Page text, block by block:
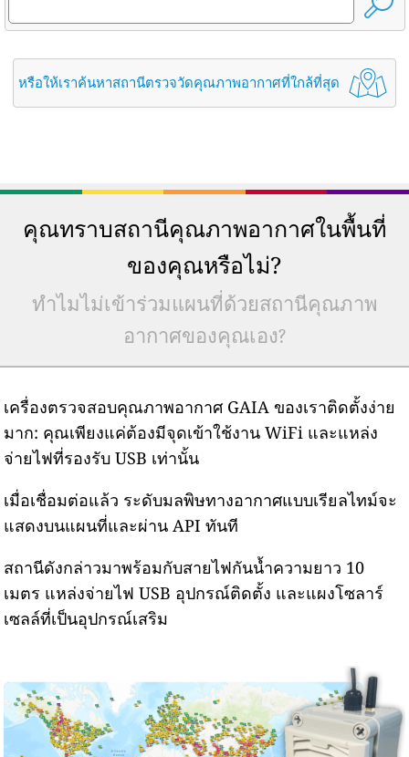
หรือให้เราค้นหาสถานีตรวจวัดคุณภาพอากาศที่ใกล้ที่สุด
คุณทราบสถานีคุณภาพอากาศในพื้นที่
ของคุณหรือไม่?
ทำไมไม่เข้าร่วมแผนที่ด้วยสถานีคุณภาพ
อากาศของคุณเอง?
เครื่องตรวจสอบคุณภาพอากาศ GAIA ของเราติดตั้งง่าย
มาก: คุณเพียงแค่ต้องมีจุดเข้าใช้งาน WiFi และแหล่ง
จ่ายไฟที่รองรับ USB เท่านั้น
เมื่อเชื่อมต่อแล้ว ระดับมลพิษทางอากาศแบบเรียลไทม์จะ
แสดงบนแผนที่และผ่าน API ทันที
สถานีดังกล่าวมาพร้อมกับสายไฟกันน้ำความยาว 10
เมตร แหล่งจ่ายไฟ USB อุปกรณ์ติดตั้ง และแผงโซลาร์
เซลล์ที่เป็นอุปกรณ์เสริม